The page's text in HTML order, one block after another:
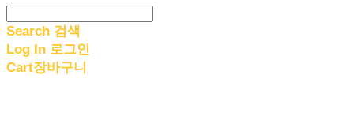
Search 검색
Log In 로그인
Cart장바구니